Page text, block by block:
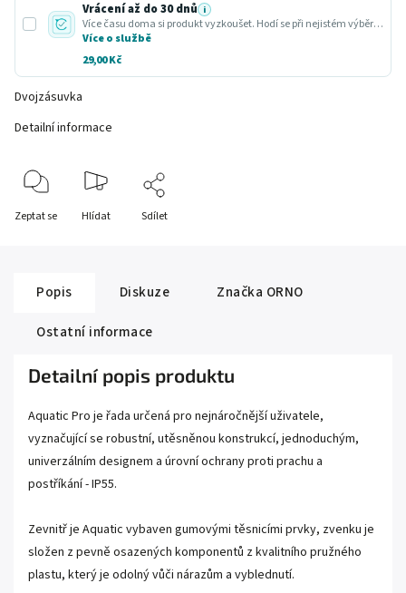
Vrácení až do 30 dnů i
Více času doma si produkt vyzkoušet. Hodí se při nejistém výběru nebo dárku.
Více o službě
29,00 Kč
Dvojzásuvka
Detailní informace
Zeptat se Hlídat Sdílet
Popis Diskuze Značka ORNO
Ostatní informace
Detailní popis produktu
Aquatic Pro je řada určená pro nejnáročnější uživatele,
vyznačující se robustní, utěsněnou konstrukcí, jednoduchým,
univerzálním designem a úrovní ochrany proti prachu a
postříkání - IP55.
Zevnitř je Aquatic vybaven gumovými těsnicími prvky, zvenku je
složen z pevně osazených komponentů z kvalitního pružného
plastu, který je odolný vůči nárazům a vyblednutí.